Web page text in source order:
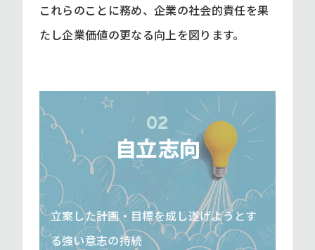
これらのことに務め、企業の社会的責任を果
たし企業価値の更なる向上を図ります。
01
自己成熟
健全な社会人としての教養・倫理観・道
徳心の備え
02
自立志向
立案した計画・目標を成し遂げようとす
る強い意志の持続
03
コミュニケーション
相手の考え、気持ちの的確な理解と相手
に受け入れられやすい行動
04
05
06